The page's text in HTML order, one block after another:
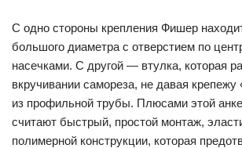
С одно стороны крепления Фишер
большого диаметра с отверстием по
насечками. С другой — втулка, которая
вкручивании самореза, не давая крепежу
из профильной трубы. Плюсами этой
считают быстрый, простой монтаж,
полимерной конструкции, которая